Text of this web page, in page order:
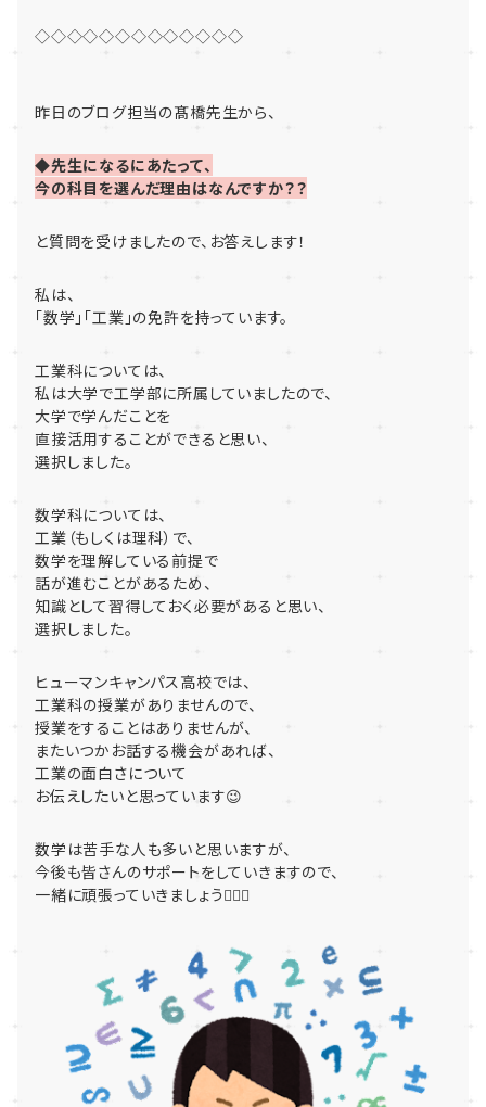
◇◇◇◇◇◇◇◇◇◇◇◇◇
昨日のブログ担当の髙橋先生から、
◆先生になるにあたって、
今の科目を選んだ理由はなんですか？？
と質問を受けましたので、お答えします！
私は、
「数学」「工業」の免許を持っています。
工業科については、
私は大学で工学部に所属していましたので、
大学で学んだことを
直接活用することができると思い、
選択しました。
数学科については、
工業（もしくは理科）で、
数学を理解している前提で
話が進むことがあるため、
知識として習得しておく必要があると思い、
選択しました。
ヒューマンキャンパス高校では、
工業科の授業がありませんので、
授業をすることはありませんが、
またいつかお話する機会があれば、
工業の面白さについて
お伝えしたいと思っています😉
数学は苦手な人も多いと思いますが、
今後も皆さんのサポートをしていきますので、
一緒に頑張っていきましょう🙋🏻‍♀️